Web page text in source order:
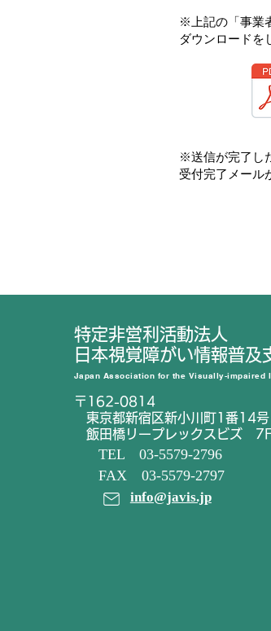
※上記の「事業
ダウンロードを
※送信が完了し
受付完了メール
特定非営利活動法人
日本視覚障がい情報普及
Japan Association for the Visually-impaired
〒162-0814
東京都新宿区新小川町1番14号
飯田橋リープレックスビズ 7F
TEL 03-5579-2796
FAX 03-5579-2797
info@javis.jp